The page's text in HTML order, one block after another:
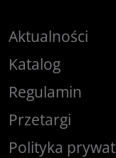
Aktualności
Katalog
Regulamin
Przetargi
Polityka